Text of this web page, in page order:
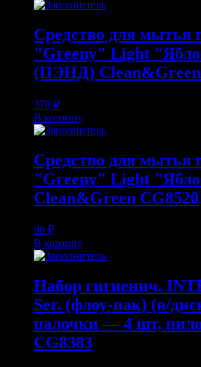
Средство для мытья
"Greeny" Light
(ПЭНД) Clean&Green
370 ₽
В корзину
Средство для мытья
"Greeny" Light
Clean&Green CG8520
98 ₽
В корзину
Набор гигиенич.
Ser. (флоу-пак) (в/
палочки — 4 шт,
CG8383